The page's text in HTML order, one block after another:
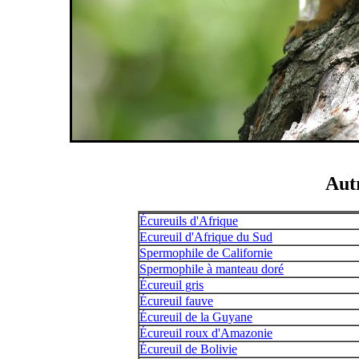
Écureuils d'Afrique
Ecureuil d'Afrique du Sud
Spermophile de Californie
Spermophile à manteau doré
Écureuil gris
Écureuil fauve
Écureuil de la Guyane
Écureuil roux d'Amazonie
Écureuil de Bolivie